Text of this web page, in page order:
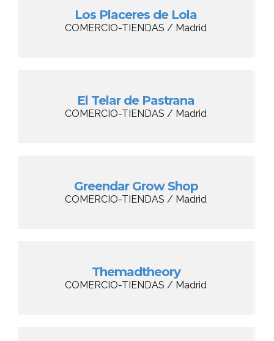
Los Placeres de Lola
COMERCIO-TIENDAS / Madrid
El Telar de Pastrana
COMERCIO-TIENDAS / Madrid
Greendar Grow Shop
COMERCIO-TIENDAS / Madrid
Themadtheory
COMERCIO-TIENDAS / Madrid